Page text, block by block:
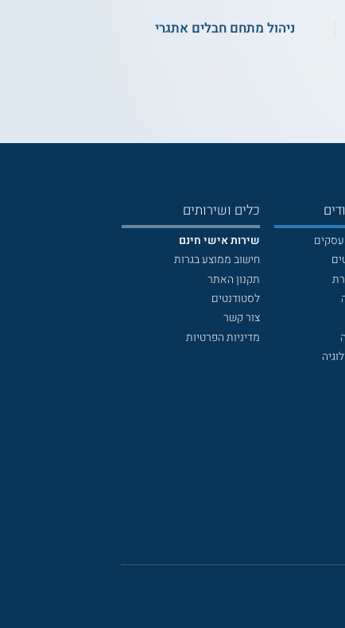
ניהול מתחם חבלים אתגרי
כלים ושירותים
שירות אישי חינם
חישוב ממוצע בגרות
תקנון האתר
לסטודנטים
צור קשר
מדיניות הפרטיות